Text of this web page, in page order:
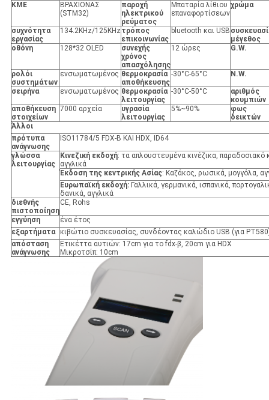
ΚΜΕ
ΒΡΑΧΙΟΝΑΣ
(STM32)
παροχή
ηλεκτρικού
ρεύματος
Μπαταρία λίθιου
επαναφορτίσεων
χρώμα
συχνότητα
εργασίας
134.2KHz/125KHzτρόπος
επικοινωνίας
bluetooth και USB
μέγεθος
οθόνη
128*32 OLED
συνεχής
χρόνος
απασχόλησης
12 ώρες G.W.
ρολόι
συστημάτων
ενσωματωμένος θερμοκρασία
αποθήκευσης
-30°C-65°C N.W.
σειρήνα ενσωματωμένος θερμοκρασία
λειτουργίας
-30°C-50°C
αριθμός
κουμπιών
αποθήκευση
στοιχείων
7000 αρχεία
υγρασία
λειτουργίας
5%~90%
φως
δεικτών
Άλλοι
πρότυπα
ανάγνωσης
ISO11784/5 FDX-Β ΚΑΙ HDX, ID64
γλώσσα
λειτουργίας
Κινεζική εκδοχή: τα απλουστευμένα κινέζικα, παραδοσιακό
αγγλικά
Έκδοση της κεντρικής Ασίας: Καζάκος, ρωσικά, μογγόλα,
Ευρωπαϊκή εκδοχή:Γαλλικά, γερμανικά, ισπανικά,
δανικά, αγγλικά
διεθνής
πιστοποίηση
CE, Rohs
εγγύηση
ένα έτος
εξαρτήματα
κιβώτιο συσκευασίας, συνδέοντας καλώδιο USB (για
απόσταση
ανάγνωσης
Ετικέττα αυτιών: 17cm για το fdx-β, 20cm για HDX
Μικροτσίπ: 10cm